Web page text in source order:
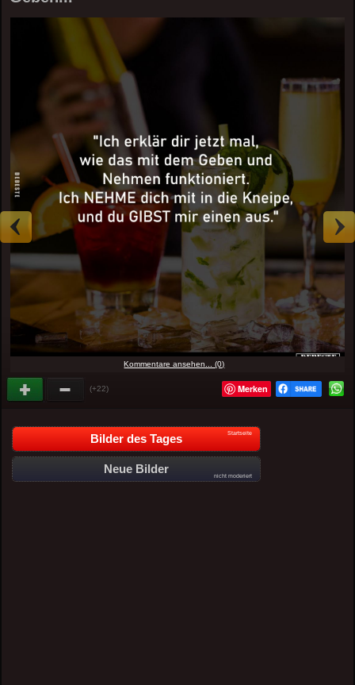
Kommentare ansehen... (0)
(+22) Merken
Bilder des Tages Startseite
Neue Bilder
nicht moderiert